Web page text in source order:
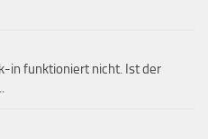
in funktioniert nicht. Ist der